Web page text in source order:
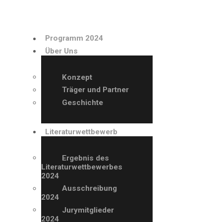
Programm 2024
Über Uns
Konzept
Träger und Partner
Geschichte
Literaturwettbewerb
Ergebnis des
Literaturwettbewerbes
2024
Ausschreibung
2024
Jurymitglieder
2024
ÜBER UNS
LITERATURWETTBE
WERB
AUSSTELLER
ARCHIV
VERANSTALTUNGE